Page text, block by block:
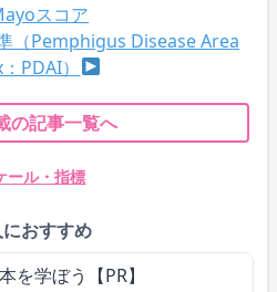
スコア
（Pemphigus Disease Area
PDAI）
の記事一覧へ
ール・指標
おすすめ
を学ぼう【PR】